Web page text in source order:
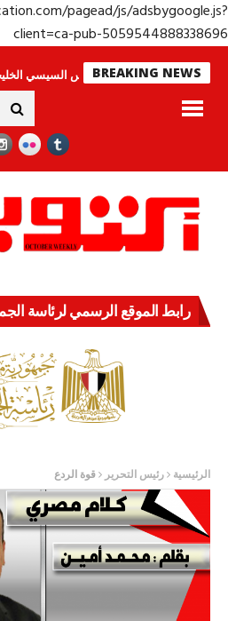
pagead/js/
client=ca-pub-
BREAKING NEWS
جولة الرئيس السيسي الخليجية.. رسائل
رابط الموقع الرسمي لرئاسة
الرئيسية رئيس التحرير قوة الردع